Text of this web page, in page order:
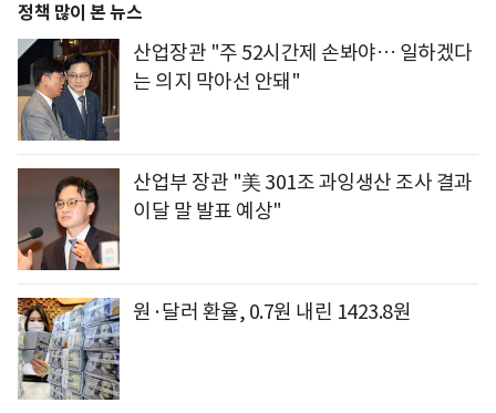
정책 많이 본 뉴스
산업장관 "주 52시간제 손봐야… 일하겠다
는 의지 막아선 안돼"
산업부 장관 "美 301조 과잉생산 조사 결과
이달 말 발표 예상"
원·달러 환율, 0.7원 내린 1423.8원